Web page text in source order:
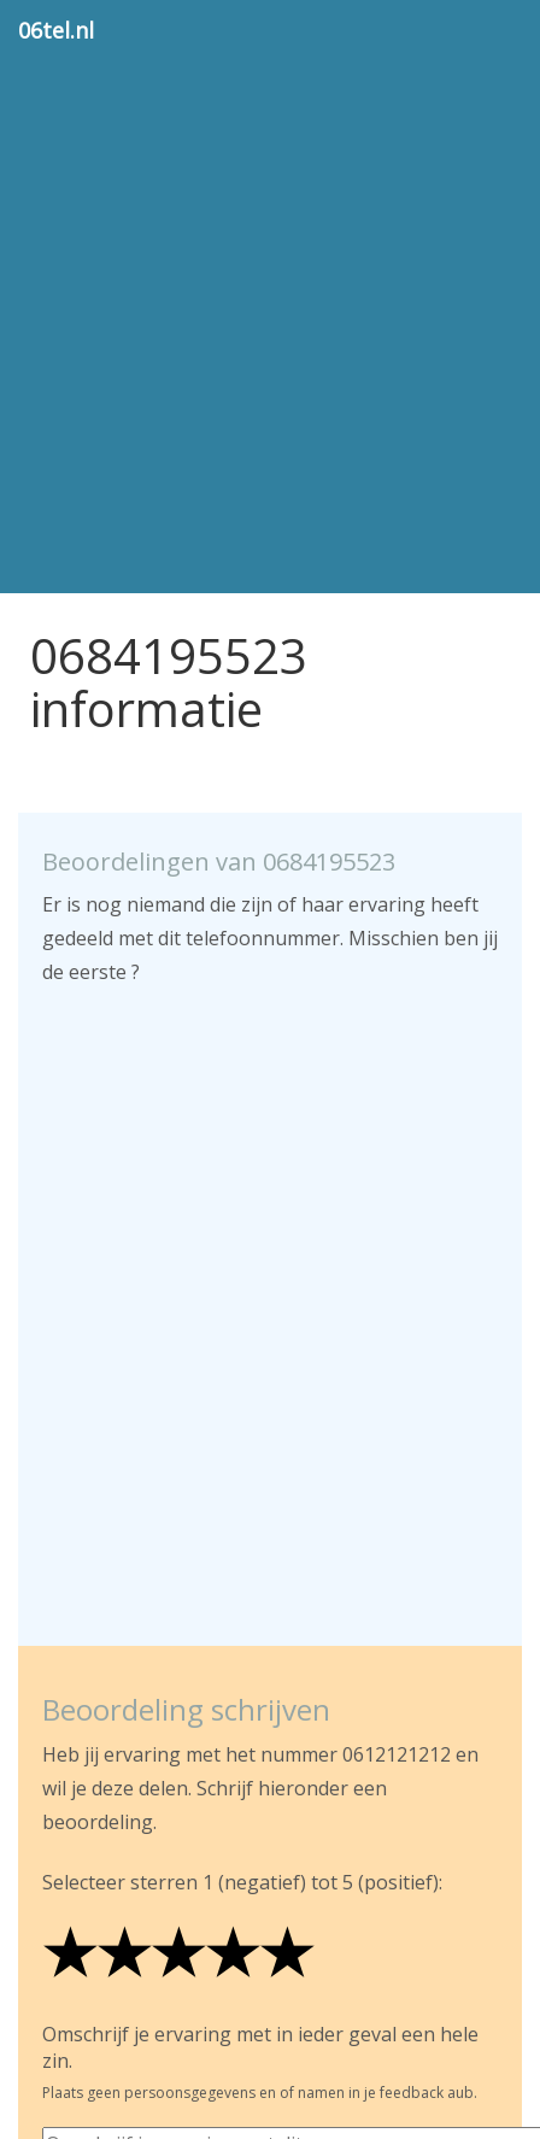
06tel.nl
0684195523
informatie
Beoordelingen van 0684195523
Er is nog niemand die zijn of haar ervaring heeft
gedeeld met dit telefoonnummer. Misschien ben jij
de eerste ?
Beoordeling schrijven
Heb jij ervaring met het nummer 0612121212 en
wil je deze delen. Schrijf hieronder een
beoordeling.
Selecteer sterren 1 (negatief) tot 5 (positief):
★
★★
★★★
★★★★
★★★★★
Omschrijf je ervaring met in ieder geval een hele
zin.
Plaats geen persoonsgegevens en of namen in je feedback aub.